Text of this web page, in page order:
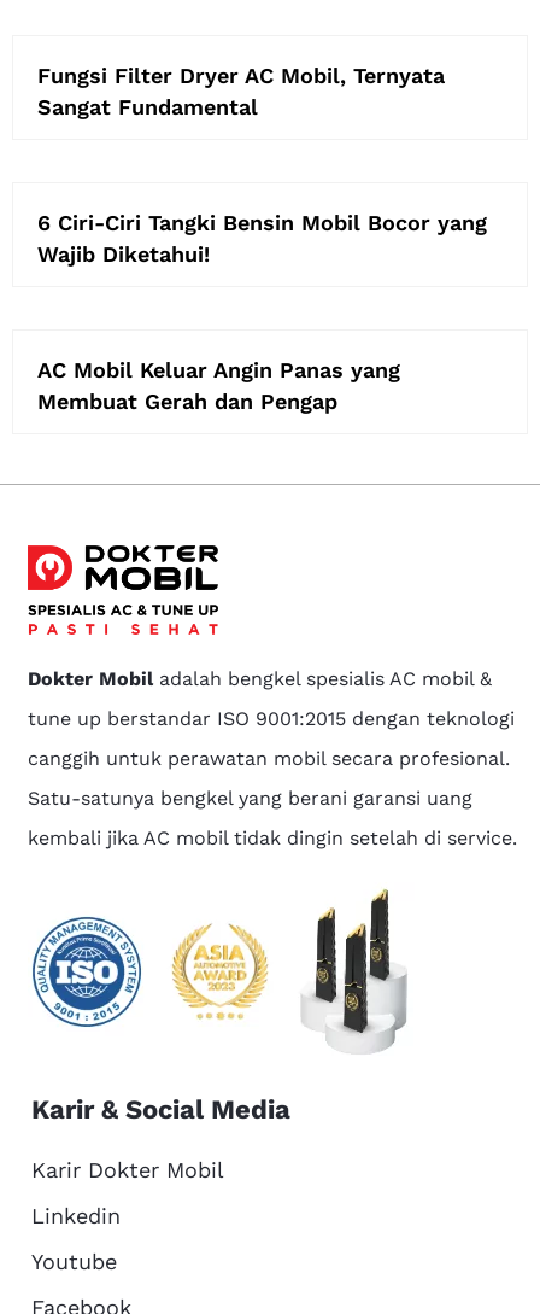
Fungsi Filter Dryer AC Mobil, Ternyata
Sangat Fundamental
6 Ciri-Ciri Tangki Bensin Mobil Bocor yang
Wajib Diketahui!
AC Mobil Keluar Angin Panas yang
Membuat Gerah dan Pengap
Dokter Mobiladalah bengkel spesialis AC mobil &
tune up berstandar ISO 9001:2015 dengan teknologi
canggih untuk perawatan mobil secara profesional.
Satu-satunya bengkel yang berani garansi uang
kembali jika AC mobil tidak dingin setelah di service.
Karir & Social Media
Karir Dokter Mobil
Linkedin
Youtube
Facebook